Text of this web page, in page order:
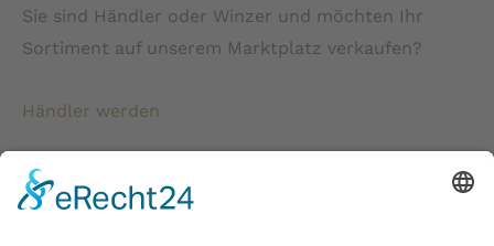
Sie sind Händler oder Winzer und möchten Ihr
Sortiment auf unserem Marktplatz verkaufen?
Händler werden